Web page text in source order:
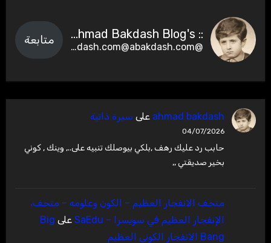
:: Ahmad Bakdash Blog's ::
@abakdash.com@abakdash.com
متابعة
ahmad bakdash على سيرة ذاتية
04/07/2026
حابب رد عليك رهف ,بلكي بيوصلك تنبيه على.., وينك , كوني
بخير صديقتي ,,
متحف الانفجار العظيم – ‫الكون وعلومه – متحف،
الإنفجار العظيم في سويسرا – SaEdu
على Big
Bang الانفجار الكوني العظيم